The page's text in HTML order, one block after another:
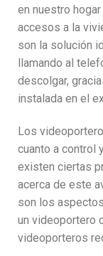
en nuestro
accesos a la
son la solución
llamando al
descolgar,
instalada en el
Los
cuanto a control
existen ciertas
acerca de este
son los
un videoportero
videoporteros